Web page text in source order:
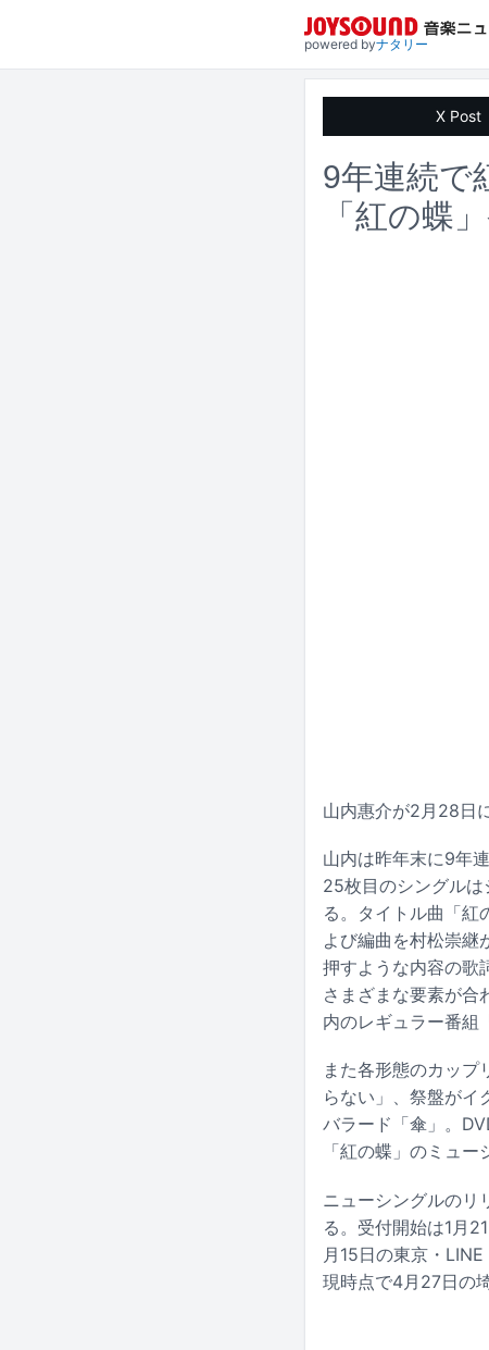
powered byナタリー
X Post
9年連続で
「紅の蝶
山内惠介が2月28日
山内は昨年末に9年
25枚目のシングル
る。タイトル曲「紅
よび編曲を村松崇継
押すような内容の歌
さまざまな要素が合
内のレギュラー番組
また各形態のカップ
らない」、祭盤がイ
バラード「傘」。
「紅の蝶」のミュ
ニューシングルのリ
る。受付開始は1月
月15日の東京・
現時点で4月27日の